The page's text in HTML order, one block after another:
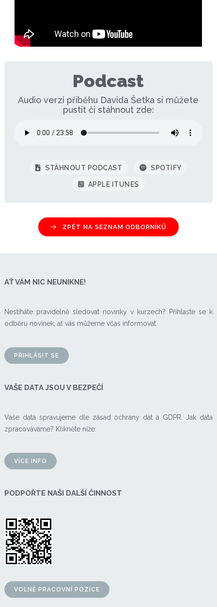
Podcast
Audio verzi příběhu Davida Šetka si můžete
pustit či stáhnout zde:
STÁHNOUT PODCAST SPOTIFY
APPLE ITUNES
ZPĚT NA SEZNAM ODBORNÍKŮ
AŤ VÁM NIC NEUNIKNE!
Nestíháte pravidelně sledovat novinky v kurzech? Přihlaste se k
odběru novinek, ať vás můžeme včas informovat.
PŘIHLÁSIT SE
VAŠE DATA JSOU V BEZPEČÍ
Vaše data spravujeme dle zásad ochrany dat a GDPR. Jak data
zpracováváme? Klikněte níže:
VÍCE INFO
PODPOŘTE NAŠI DALŠÍ ČINNOST
VOLNÉ PRACOVNÍ POZICE